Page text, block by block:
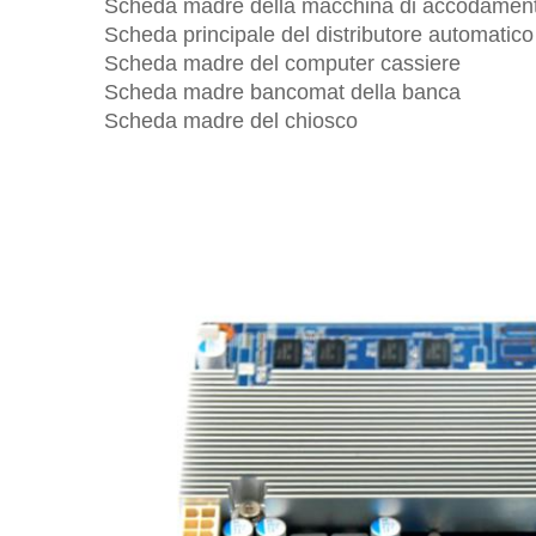
Scheda madre della macchina di
Scheda principale del distributore automatico
Scheda madre del computer cassiere
Scheda madre bancomat della banca
Scheda madre del chiosco